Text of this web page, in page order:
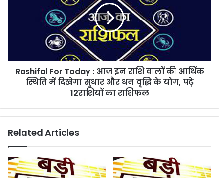
आर्थिक
स्थिति
और
वृद्धि
पढ़े
12राशियों
Rashifal For Today : आज इन राशि वालों की आर्थिक
स्थिति में दिखेगा सुधार और धन वृद्धि के योग, पढ़े
12राशियों का राशिफल
Related Articles